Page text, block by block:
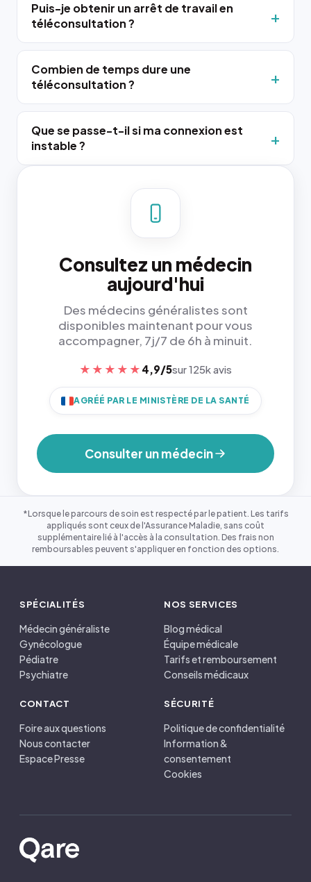
Puis-je obtenir un arrêt de travail en
téléconsultation ?
Combien de temps dure une
téléconsultation ?
Que se passe-t-il si ma connexion est
instable ?
Consultez un médecin
aujourd'hui
Des médecins généralistes sont
disponibles maintenant pour vous
accompagner, 7j/7 de 6h à minuit.
★★★★★ 4,9/5sur 125k avis
AGRÉÉ PAR LE MINISTÈRE DE LA SANTÉ
Consulter un médecin
*Lorsque le parcours de soin est respecté par le patient. Les tarifs
appliqués sont ceux de l'Assurance Maladie, sans coût
supplémentaire lié à l'accès à la consultation. Des frais non
remboursables peuvent s'appliquer en fonction des options.
SPÉCIALITÉS
Médecin généraliste
Gynécologue
Pédiatre
Psychiatre
NOS SERVICES
Blog médical
Équipe médicale
Tarifs et remboursement
Conseils médicaux
CONTACT
Foire aux questions
Nous contacter
Espace Presse
SÉCURITÉ
Politique de confidentialité
Information &
consentement
Cookies